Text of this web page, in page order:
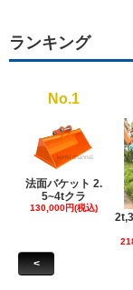
ランキング
No.1
法面バケット 2.
5~4tクラ
130,000円(税込)
<